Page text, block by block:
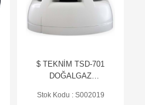
$ TEKNİM TSD-701
DOĞALGAZ
ÇIKIŞLI (YANGIN ALARM
Stok Kodu : S002019